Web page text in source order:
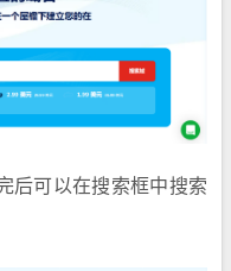
后可以在搜索框中搜索